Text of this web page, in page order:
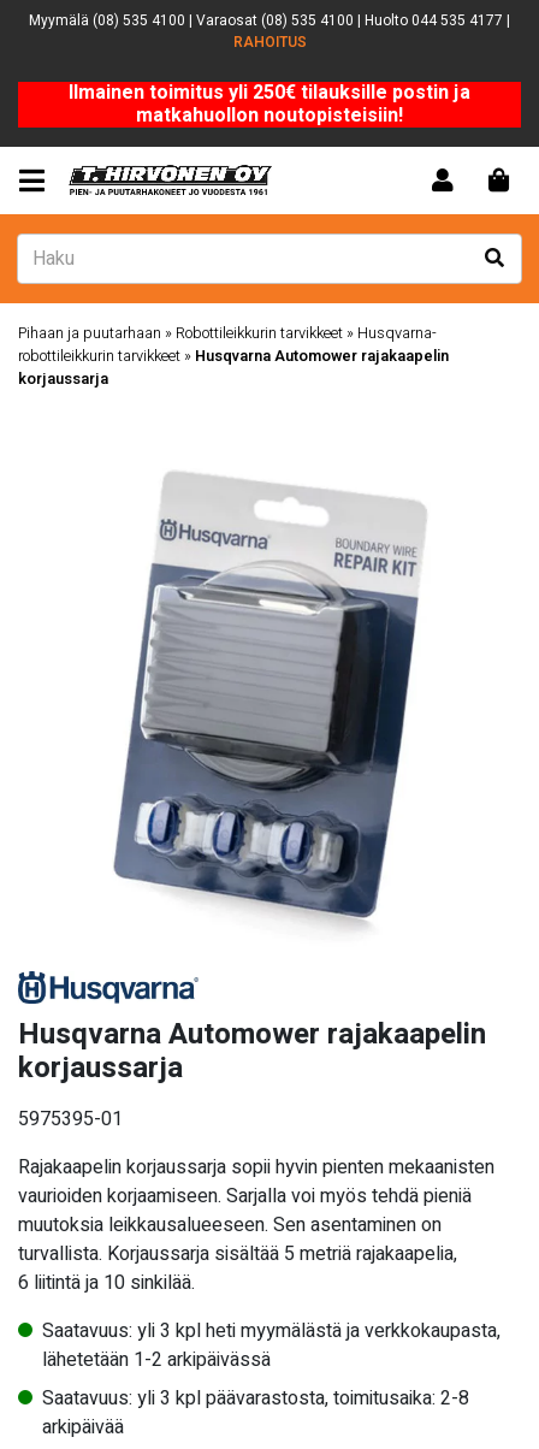
Myymälä (08) 535 4100 | Varaosat (08) 535 4100 | Huolto 044 535 4177 |
RAHOITUS
Ilmainen toimitus yli 250€ tilauksille postin ja
matkahuollon noutopisteisiin!
Pihaan ja puutarhaan » Robottileikkurin tarvikkeet » Husqvarna-
robottileikkurin tarvikkeet » Husqvarna Automower rajakaapelin
korjaussarja
Husqvarna Automower rajakaapelin
korjaussarja
5975395-01
Rajakaapelin korjaussarja sopii hyvin pienten mekaanisten
vaurioiden korjaamiseen. Sarjalla voi myös tehdä pieniä
muutoksia leikkausalueeseen. Sen asentaminen on
turvallista. Korjaussarja sisältää 5 metriä rajakaapelia,
6 liitintä ja 10 sinkilää.
Saatavuus: yli 3 kpl heti myymälästä ja verkkokaupasta,
lähetetään 1-2 arkipäivässä
Saatavuus: yli 3 kpl päävarastosta, toimitusaika: 2-8
arkipäivää